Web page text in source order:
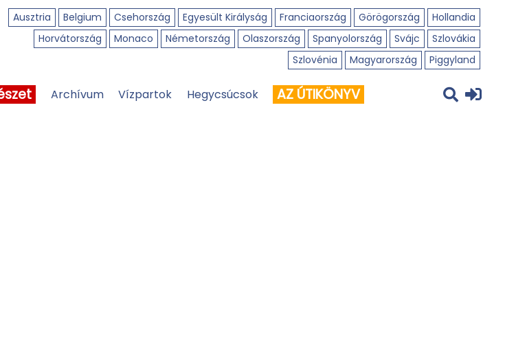
Ausztria Belgium Csehország Egyesült Királyság Franciaország Görögország
Hollandia
Horvátország
Monaco Németország Olaszország Spanyolország Svájc
Szlovákia
Szlovénia
Magyarország Piggyland
Archívum Vízpartok Hegycsúcsok AZ ÚTIKÖNYV